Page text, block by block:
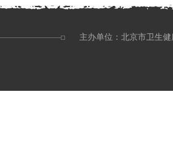
主办单位：北京市卫生